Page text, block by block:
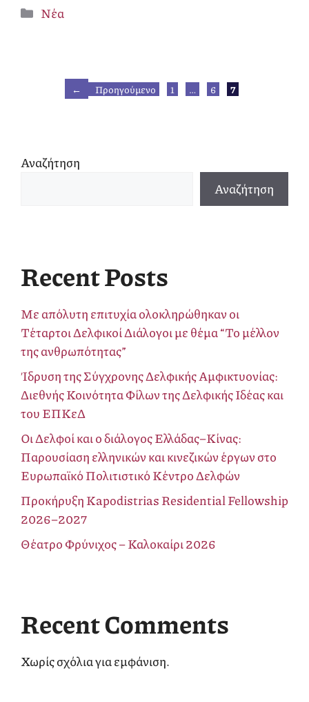
Κατηγορίες
Νέα
← Προηγούμενο Σελίδα
1 … Σελίδα
6 7
Αναζήτηση
Αναζήτηση
Recent Posts
Με απόλυτη επιτυχία ολοκληρώθηκαν οι
Τέταρτοι Δελφικοί Διάλογοι με θέμα “Το μέλλον
της ανθρωπότητας”
Ίδρυση της Σύγχρονης Δελφικής Αμφικτυονίας:
Διεθνής Κοινότητα Φίλων της Δελφικής Ιδέας και
του ΕΠΚεΔ
Οι Δελφοί και ο διάλογος Ελλάδας–Κίνας:
Παρουσίαση ελληνικών και κινεζικών έργων στο
Ευρωπαϊκό Πολιτιστικό Κέντρο Δελφών
Προκήρυξη Kapodistrias Residential Fellowship
2026–2027
Θέατρο Φρύνιχος – Καλοκαίρι 2026
Recent Comments
Χωρίς σχόλια για εμφάνιση.